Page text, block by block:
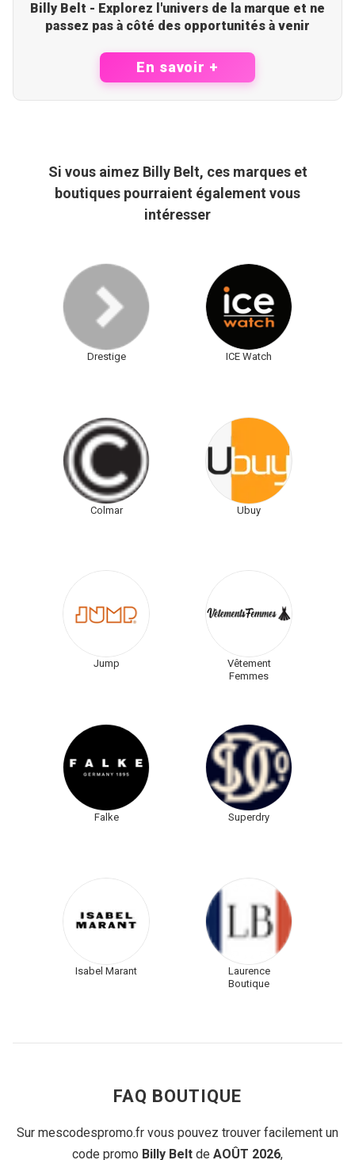
Billy Belt - Explorez l'univers de la marque et ne
passez pas à côté des opportunités à venir
En savoir +
Si vous aimez Billy Belt, ces marques et
boutiques pourraient également vous
intéresser
Drestige ICE Watch
Colmar Ubuy
Jump
Vêtement
Femmes
Falke Superdry
Isabel Marant
Laurence
Boutique
FAQ BOUTIQUE
Sur mescodespromo.fr vous pouvez trouver facilement un
code promo Billy Belt de AOÛT 2026,